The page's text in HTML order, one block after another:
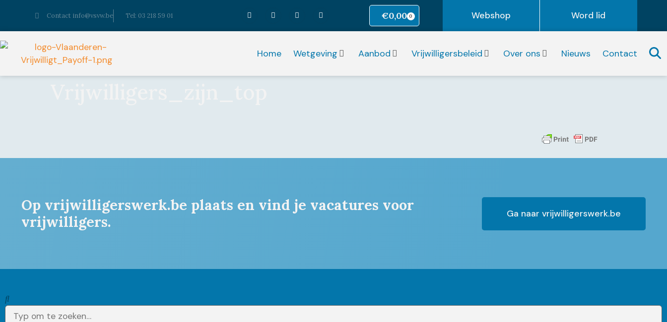
Contact info@vsvw.be Tel: 03 218 59 01 €0,00 0 Webshop Word lid
Home Wetgeving Aanbod Vrijwilligersbeleid Over ons Nieuws Contact
Op vrijwilligerswerk.be plaats en vind je vacatures voor
vrijwilligers.
Ga naar vrijwilligerswerk.be